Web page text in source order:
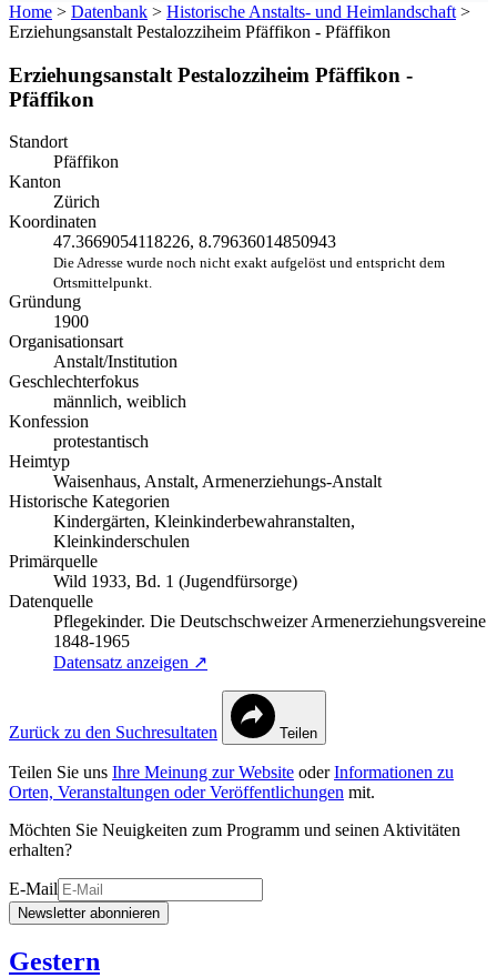
Home > Datenbank > Historische Anstalts- und Heimlandschaft >
Erziehungsanstalt Pestalozziheim Pfäffikon - Pfäffikon
Erziehungsanstalt Pestalozziheim Pfäffikon -
Pfäffikon
Standort
Pfäffikon
Kanton
Zürich
Koordinaten
47.3669054118226, 8.79636014850943
Die Adresse wurde noch nicht exakt aufgelöst und entspricht dem
Ortsmittelpunkt.
Gründung
1900
Organisationsart
Anstalt/Institution
Geschlechterfokus
männlich, weiblich
Konfession
protestantisch
Heimtyp
Waisenhaus, Anstalt, Armenerziehungs-Anstalt
Historische Kategorien
Kindergärten, Kleinkinderbewahranstalten,
Kleinkinderschulen
Primärquelle
Wild 1933, Bd. 1 (Jugendfürsorge)
Datenquelle
Pflegekinder. Die Deutschschweizer Armenerziehungsvereine
1848-1965
Datensatz anzeigen ↗
Zurück zu den Suchresultaten Teilen
Teilen Sie uns Ihre Meinung zur Website oderInformationen zu
Orten, Veranstaltungen oder Veröffentlichungen mit.
Möchten Sie Neuigkeiten zum Programm und seinen Aktivitäten
erhalten?
E-Mail
Newsletter abonnieren
Gestern